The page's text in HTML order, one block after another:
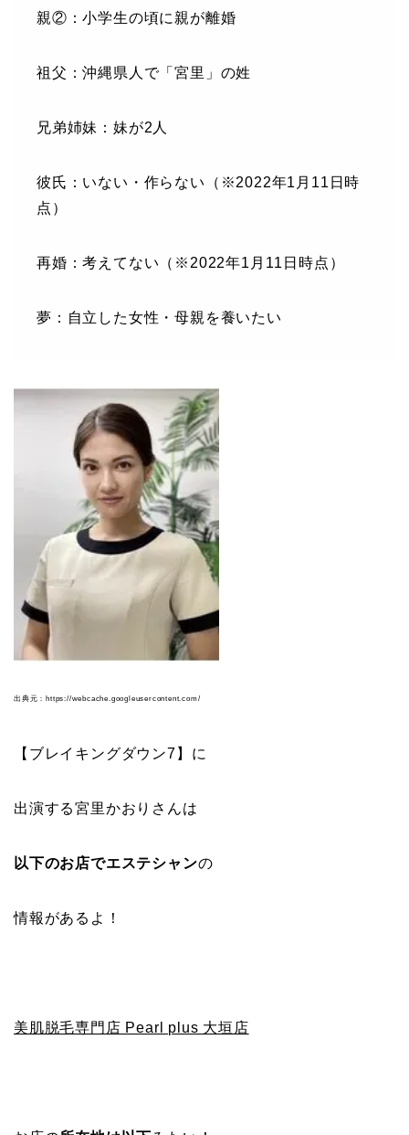
親②：小学生の頃に親が離婚
祖父：沖縄県人で「宮里」の姓
兄弟姉妹：妹が2人
彼氏：いない・作らない（※2022年1月11日時
点）
再婚：考えてない（※2022年1月11日時点）
夢：自立した女性・母親を養いたい
出典元：https://webcache.googleusercontent.com/
【ブレイキングダウン7】に
出演する宮里かおりさんは
以下のお店でエステシャンの
情報があるよ！
美肌脱毛専門店 Pearl plus 大垣店